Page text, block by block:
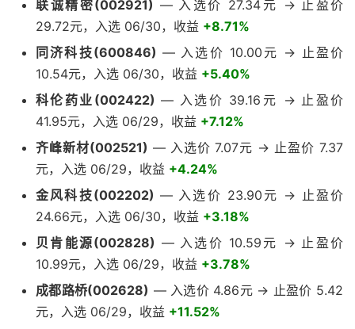
联诚精密(002921) — 入选价 27.34元 → 止盈价
29.72元，入选 06/30，收益 +8.71%
同济科技(600846) — 入选价 10.00元 → 止盈价
10.54元，入选 06/30，收益 +5.40%
科伦药业(002422) — 入选价 39.16元 → 止盈价
41.95元，入选 06/29，收益 +7.12%
齐峰新材(002521) — 入选价 7.07元 → 止盈价 7.37
元，入选 06/29，收益 +4.24%
金风科技(002202) — 入选价 23.90元 → 止盈价
24.66元，入选 06/30，收益 +3.18%
贝肯能源(002828) — 入选价 10.59元 → 止盈价
10.99元，入选 06/29，收益 +3.78%
成都路桥(002628) — 入选价 4.86元 → 止盈价 5.42
元，入选 06/29，收益 +11.52%